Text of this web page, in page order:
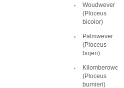
Woudwever
(Ploceus
bicolor)
Palmwever
(Ploceus
bojeri)
Kilomberowever
(Ploceus
burnieri)